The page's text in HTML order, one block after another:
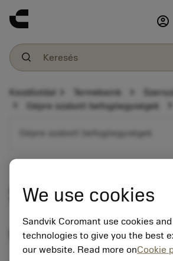
account_circle
Kezdőoldal chevron_right Termékeink chevron_right
Gépre szabott befogóegységek
Gépre szabott befogóegységek
Spinner
Szerszámtartó-választék
We use cookies
Sandvik Coromant use cookies
technologies to give you the best
our website. Read more onCookie